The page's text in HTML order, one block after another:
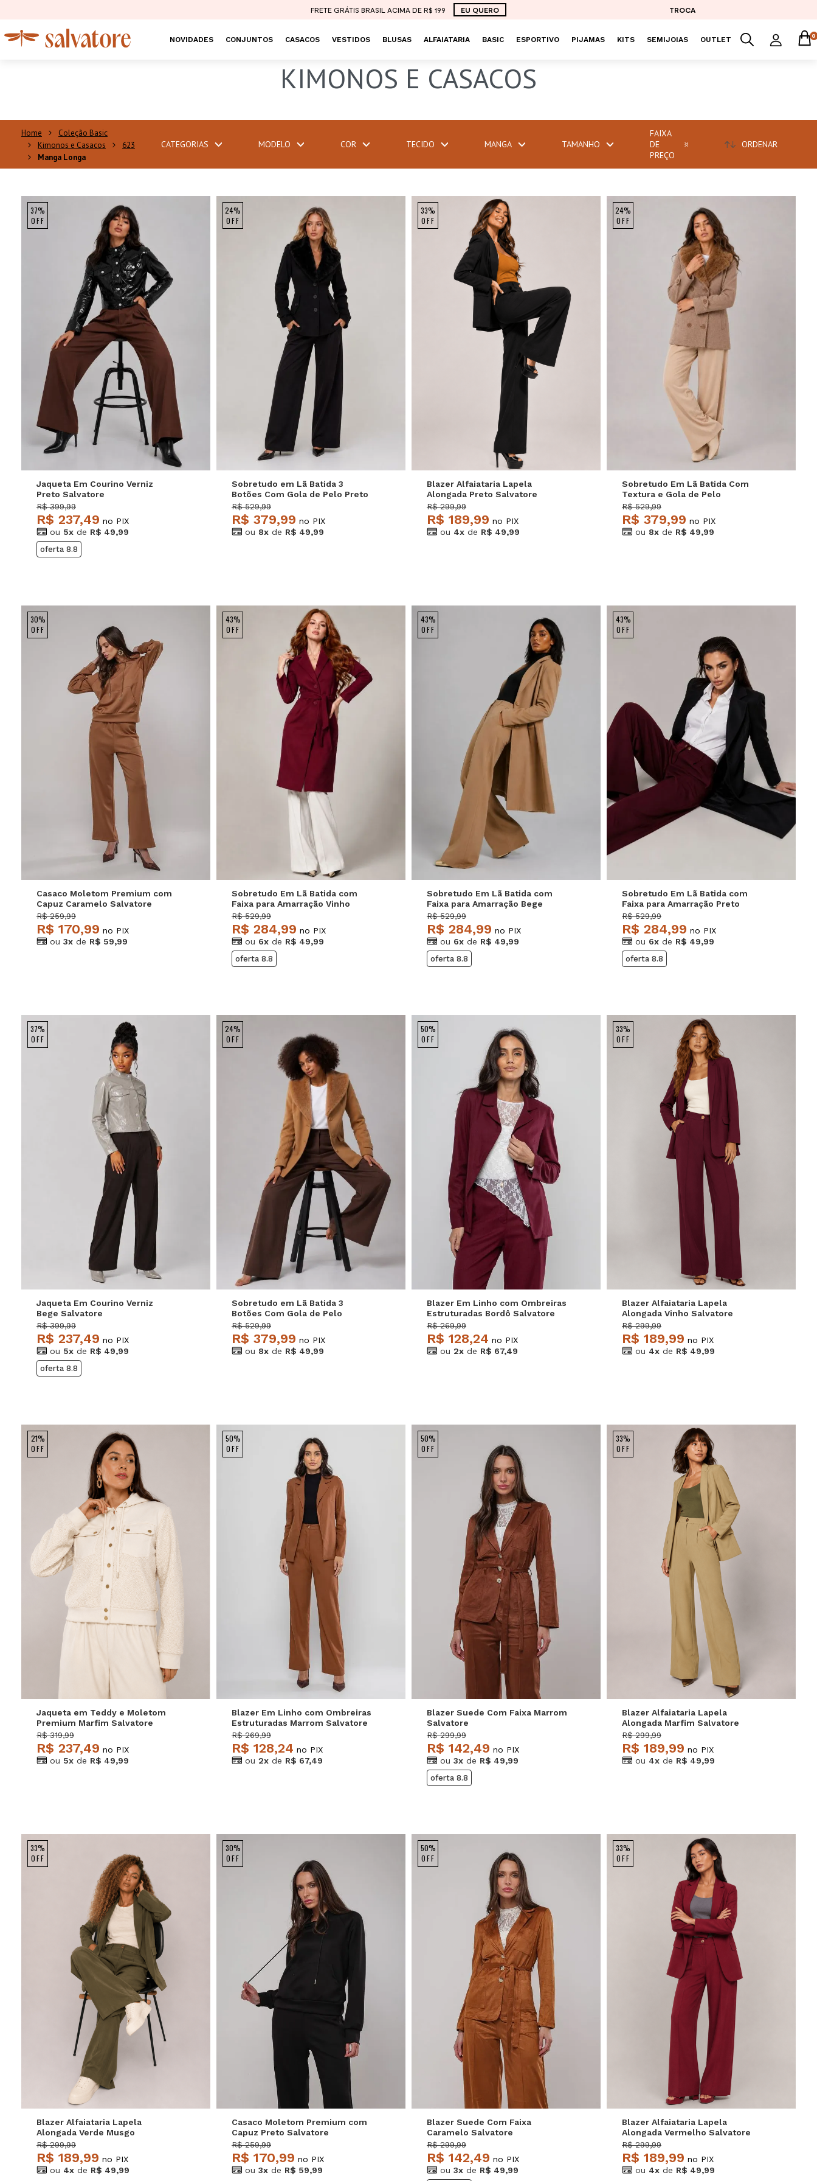
FRETE GRÁTIS BRASIL ACIMA DE R$ 199 EU QUERO TROCA
NOVIDADES CONJUNTOS CASACOS VESTIDOS BLUSAS ALFAIATARIA BASIC ESPORTIVO PIJAMAS KITS SEMIJOIAS OUTLET 0
KIMONOS E CASACOS
Coleção Basic
Kimonos e Casacos
623
Manga Longa
CATEGORIAS MODELO COR TECIDO MANGA TAMANHO
FAIXA
DE
PREÇO
ORDENAR
37%
OFF
P M G GG
Jaqueta Em Courino Verniz
Preto Salvatore
R$ 399,99
R$ 237,49 no PIX
ou 5x de R$ 49,99
oferta 8.8
24%
OFF
Sobretudo em Lã Batida 3
Botões Com Gola de Pelo Preto
Salvatore
R$ 529,99
R$ 379,99 no PIX
ou 8x de R$ 49,99
33%
OFF
Blazer Alfaiataria Lapela
Alongada Preto Salvatore
R$ 299,99
R$ 189,99 no PIX
ou 4x de R$ 49,99
24%
OFF
M G
Sobretudo Em Lã Batida Com
Textura e Gola de Pelo
Removível Bege Salvatore
R$ 529,99
R$ 379,99 no PIX
ou 8x de R$ 49,99
30%
OFF
Casaco Moletom Premium com
Capuz Caramelo Salvatore
R$ 259,99
R$ 170,99 no PIX
ou 3x de R$ 59,99
43%
OFF
Sobretudo Em Lã Batida com
Faixa para Amarração Vinho
Salvatore
R$ 529,99
R$ 284,99 no PIX
ou 6x de R$ 49,99
oferta 8.8
43%
OFF
M G GG
Sobretudo Em Lã Batida com
Faixa para Amarração Bege
Salvatore
R$ 529,99
R$ 284,99 no PIX
ou 6x de R$ 49,99
oferta 8.8
43%
OFF
P M GG
Sobretudo Em Lã Batida com
Faixa para Amarração Preto
Salvatore
R$ 529,99
R$ 284,99 no PIX
ou 6x de R$ 49,99
oferta 8.8
37%
OFF
M G GG
Jaqueta Em Courino Verniz
Bege Salvatore
R$ 399,99
R$ 237,49 no PIX
ou 5x de R$ 49,99
oferta 8.8
24%
OFF
M G
Sobretudo em Lã Batida 3
Botões Com Gola de Pelo
Caramelo Salvatore
R$ 529,99
R$ 379,99 no PIX
ou 8x de R$ 49,99
50%
OFF
P GG
Blazer Em Linho com Ombreiras
Estruturadas Bordô Salvatore
R$ 269,99
R$ 128,24 no PIX
ou 2x de R$ 67,49
33%
OFF
M G
Blazer Alfaiataria Lapela
Alongada Vinho Salvatore
R$ 299,99
R$ 189,99 no PIX
ou 4x de R$ 49,99
21%
OFF
GG
Jaqueta em Teddy e Moletom
Premium Marfim Salvatore
R$ 319,99
R$ 237,49 no PIX
ou 5x de R$ 49,99
50%
OFF
M G
Blazer Em Linho com Ombreiras
Estruturadas Marrom Salvatore
R$ 269,99
R$ 128,24 no PIX
ou 2x de R$ 67,49
50%
OFF
P M
Blazer Suede Com Faixa Marrom
Salvatore
R$ 299,99
R$ 142,49 no PIX
ou 3x de R$ 49,99
oferta 8.8
33%
OFF
GG
Blazer Alfaiataria Lapela
Alongada Marfim Salvatore
R$ 299,99
R$ 189,99 no PIX
ou 4x de R$ 49,99
33%
OFF
M GG
Blazer Alfaiataria Lapela
Alongada Verde Musgo
Salvatore
R$ 299,99
R$ 189,99 no PIX
ou 4x de R$ 49,99
30%
OFF
Casaco Moletom Premium com
Capuz Preto Salvatore
R$ 259,99
R$ 170,99 no PIX
ou 3x de R$ 59,99
50%
OFF
M
Blazer Suede Com Faixa
Caramelo Salvatore
R$ 299,99
R$ 142,49 no PIX
ou 3x de R$ 49,99
33%
OFF
G
Blazer Alfaiataria Lapela
Alongada Vermelho Salvatore
R$ 299,99
R$ 189,99 no PIX
ou 4x de R$ 49,99